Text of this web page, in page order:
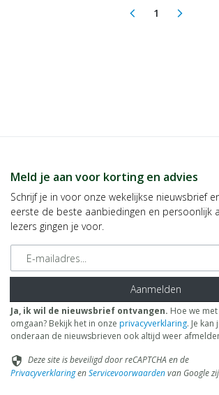
arrow_back_ios 1(current)
arrow_forward_ios
Meld je aan voor korting en advies
Schrijf je in voor onze wekelijkse nieuwsbrief
eerste de beste aanbiedingen en persoonlijk
lezers gingen je voor.
E-mailadres
Aanmelden
Ja, ik wil de nieuwsbrief ontvangen. Hoe we
omgaan? Bekijk het in onze privacyverklaring. Je kan
onderaan de nieuwsbrieven ook altijd weer
security Deze site is beveiligd door reCAPTCHA en de
PrivacyverklaringenServicevoorwaardenvan Google